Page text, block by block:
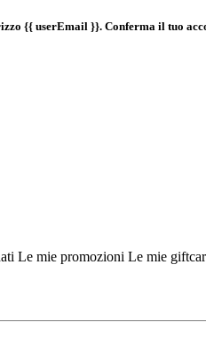
{{ userEmail }}. Conferma il tuo
Le mie promozioni Le mie